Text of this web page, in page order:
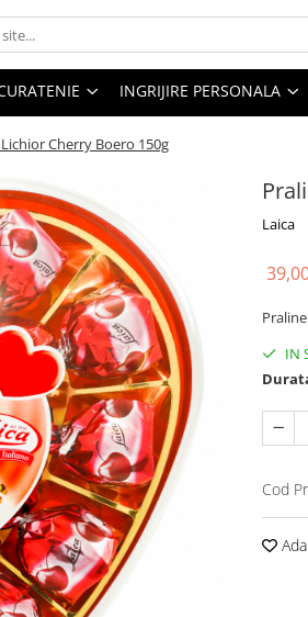
INGRIJIRE PERSONALA
Cherry Boero 150g
Laica
IN
Cod